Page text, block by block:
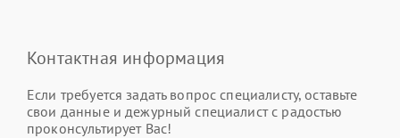
Контактная информация
Если требуется задать вопрос специалисту, оставьте
свои данные и дежурный специалист с радостью
проконсультирует Вас!